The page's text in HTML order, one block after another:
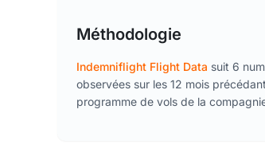
Méthodologie
Indemniflight Flight Data suit 6
observées sur les 12 mois
programme de vols de la